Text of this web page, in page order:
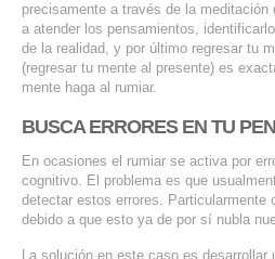
precisamente a través de la meditación
a atender los pensamientos,
de la realidad, y por último regresar tu
(regresar tu mente al presente) es
mente haga al rumiar.
BUSCA ERRORES EN TU
En ocasiones el rumiar se activa por
cognitivo. El problema es que
detectar estos errores. Particularmente
debido a que esto ya de por sí nubla
La solución en este caso es